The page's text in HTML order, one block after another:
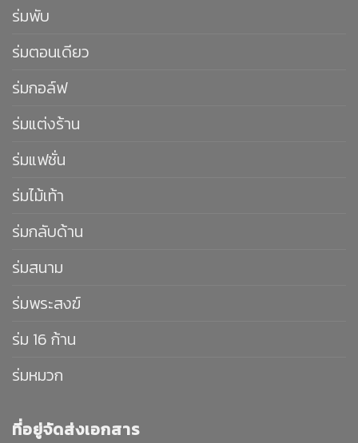
ร่มพับ
ร่มตอนเดียว
ร่มกอล์ฟ
ร่มแต่งร้าน
ร่มแฟชั่น
ร่มไม้เท้า
ร่มกลับด้าน
ร่มสนาม
ร่มพระสงฆ์
ร่ม 16 ก้าน
ร่มหมวก
ที่อยู่จัดส่งเอกสาร